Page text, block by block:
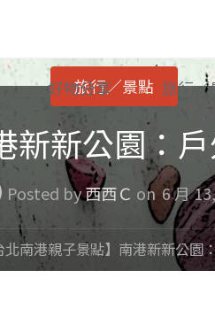
好物分享 旅行／
新新公園：
Posted by西西Ｃ on 6 月
旅行／景點
北南港親子景點】南港新新公